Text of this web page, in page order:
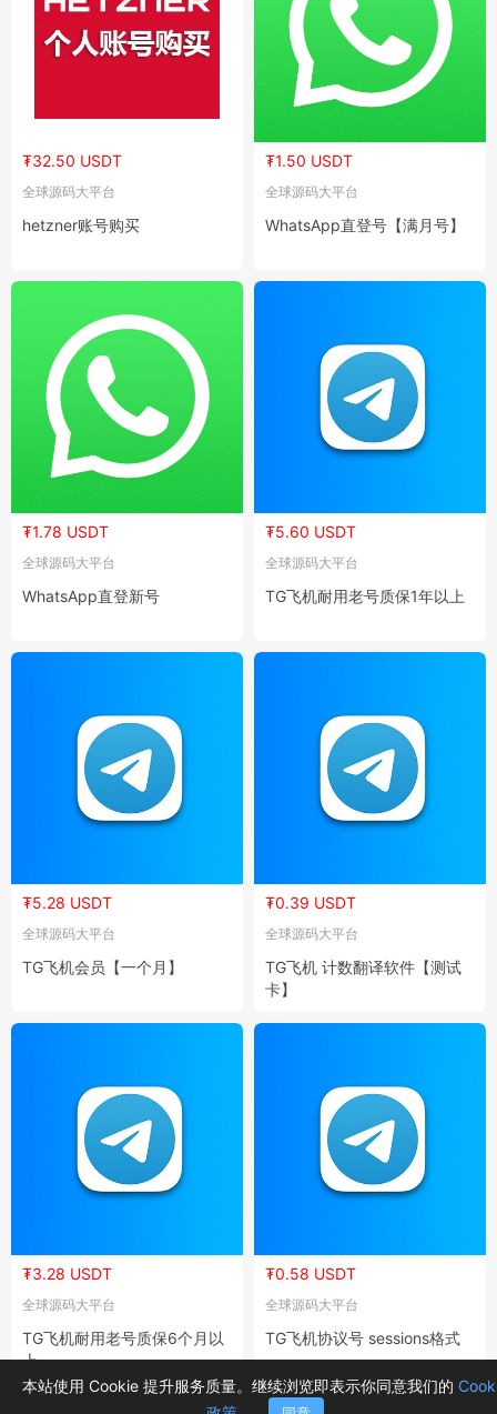
₮32.50 USDT
全球源码大平台
hetzner账号购买
₮1.50 USDT
全球源码大平台
WhatsApp直登号【满月号】
₮1.78 USDT
全球源码大平台
WhatsApp直登新号
₮5.60 USDT
全球源码大平台
TG飞机耐用老号质保1年以上
₮5.28 USDT
全球源码大平台
TG飞机会员【一个月】
₮0.39 USDT
全球源码大平台
TG飞机 计数翻译软件【测试
卡】
₮3.28 USDT
全球源码大平台
TG飞机耐用老号质保6个月以
上
₮0.58 USDT
全球源码大平台
TG飞机协议号 sessions格式
本站使用 Cookie 提升服务质量。继续浏览即表示你同意我们的